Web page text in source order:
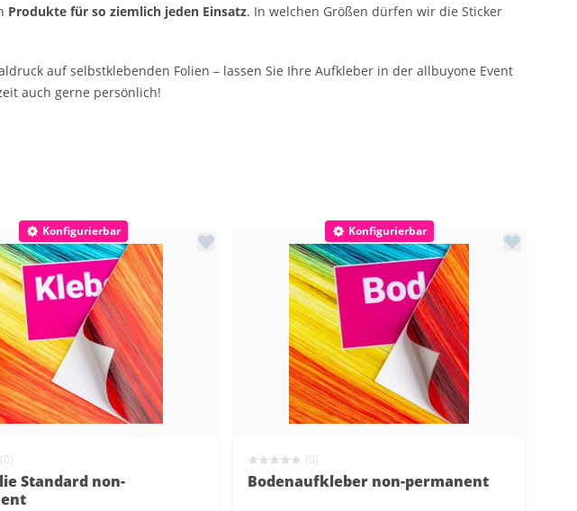
Produkte für so ziemlich jeden Einsatz. In welchen Größen dürfen wir die Sticker
auf selbstklebenden Folien – lassen Sie Ihre Aufkleber in der allbuyone Event
auch gerne persönlich!
Konfigurierbar
(0)
Standard non-
Konfigurierbar
(0)
Bodenaufkleber non-permanent